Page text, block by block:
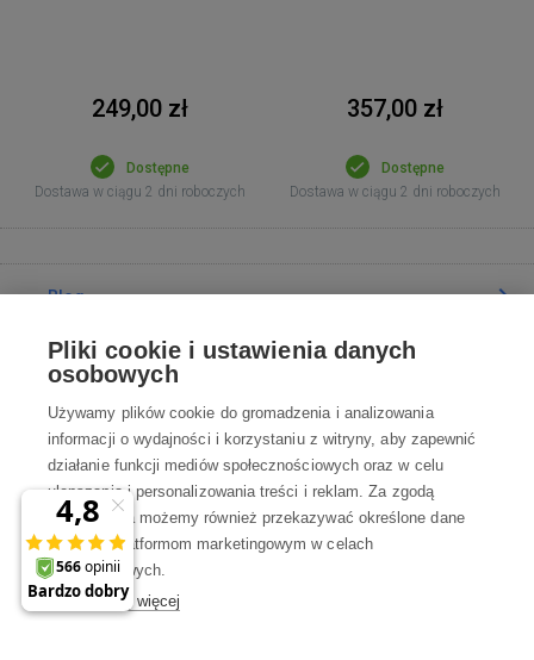
249,00 zł
Dostępne
Dostawa w ciągu 2 dni roboczych
357,00 zł
Dostępne
Dostawa w ciągu 2 dni roboczych
Blog
Poradnia
Wszystko o zakupach
Kontakt
Skontaktuj się z Nami
Pliki cookie i ustawienia danych
osobowych
Używamy plików cookie do gromadzenia i analizowania
informacji o wydajności i korzystaniu z witryny, aby zapewnić
działanie funkcji mediów społecznościowych oraz w celu
ulepszania i personalizowania treści i reklam. Za zgodą
użytkownika możemy również przekazywać określone dane
osobowe platformom marketingowym w celach
marketingowych.
Dowiedz się więcej